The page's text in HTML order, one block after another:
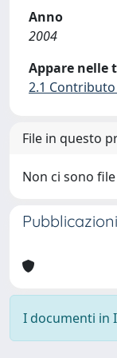
Anno
2004
Appare nelle
2.1
File in questo
Non ci sono
I documenti in